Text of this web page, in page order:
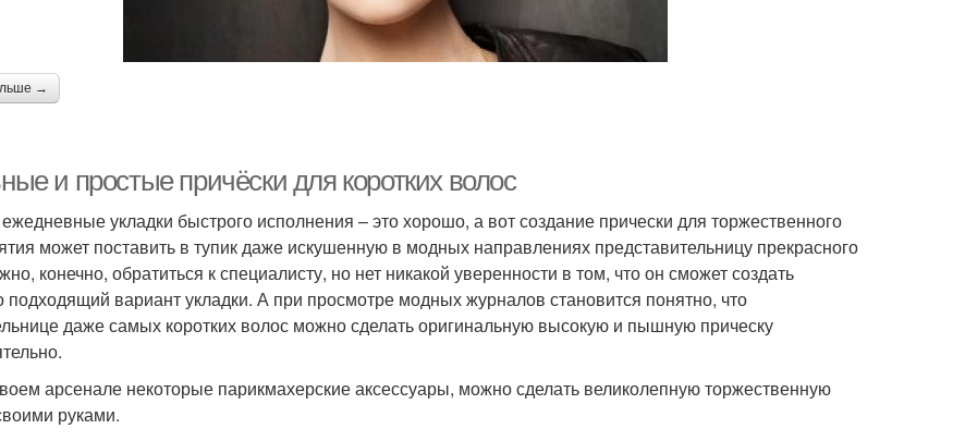
→
и простые причёски для коротких волос
укладки быстрого исполнения – это хорошо, а вот создание прически для торжественного
может поставить в тупик даже искушенную в модных направлениях представительницу прекрасного
конечно, обратиться к специалисту, но нет никакой уверенности в том, что он сможет создать
подходящий вариант укладки. А при просмотре модных журналов становится понятно, что
даже самых коротких волос можно сделать оригинальную высокую и пышную прическу
арсенале некоторые парикмахерские аксессуары, можно сделать великолепную торжественную
руками.